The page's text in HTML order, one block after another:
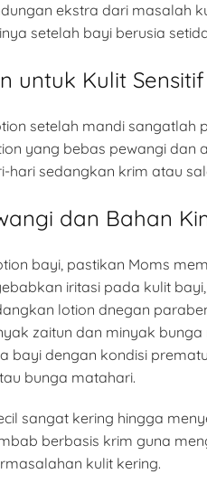
ekstra dari masalah
setelah bayi berusia
untuk Kulit
setelah mandi sangatlah
yang bebas pewangi dan
hari sedangkan krim atau
dan Bahan
bayi, pastikan Moms
iritasi pada kulit
lotion dnegan
zaitun dan minyak
bayi dengan kondisi
bunga matahari.
sangat kering hingga
berbasis krim guna
kulit kering.